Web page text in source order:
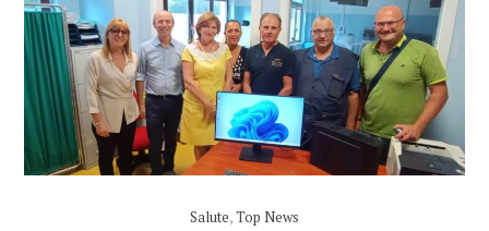
Salute,Top News